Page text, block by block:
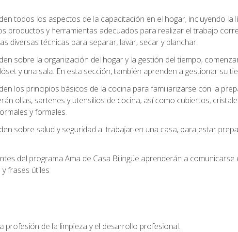
todos los aspectos de la capacitación en el hogar, incluyendo la
productos y herramientas adecuados para realizar el trabajo
diversas técnicas para separar, lavar, secar y planchar.
sobre la organización del hogar y la gestión del tiempo,
y una sala. En esta sección, también aprenden a gestionar su
los principios básicos de la cocina para familiarizarse con la
ollas, sartenes y utensilios de cocina, así como cubiertos,
y formales.
sobre salud y seguridad al trabajar en una casa, para estar
del programa Ama de Casa Bilingüe aprenderán a
frases útiles
profesión de la limpieza y el desarrollo profesional.